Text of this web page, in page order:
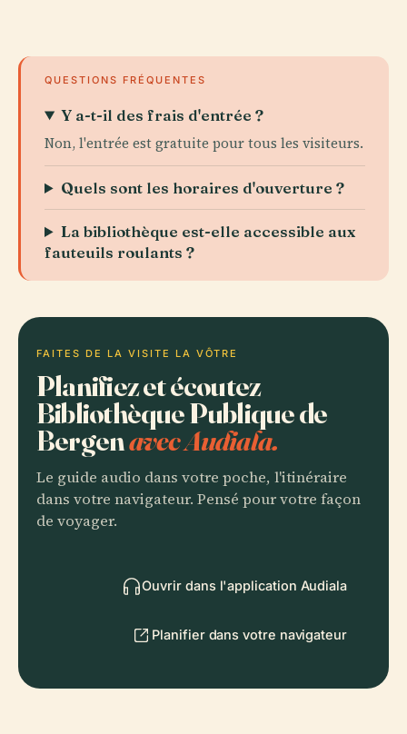
QUESTIONS FRÉQUENTES
Y a-t-il des frais d'entrée ?
Non, l'entrée est gratuite pour tous les visiteurs.
Quels sont les horaires d'ouverture ?
La bibliothèque est-elle accessible aux
fauteuils roulants ?
FAITES DE LA VISITE LA VÔTRE
Planifiez et écoutez
Bibliothèque Publique de
Bergenavec Audiala.
Le guide audio dans votre poche, l'itinéraire
dans votre navigateur. Pensé pour votre façon
de voyager.
Ouvrir dans l'application Audiala
Planifier dans votre navigateur